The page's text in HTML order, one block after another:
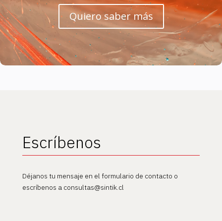
Quiero saber más
Escríbenos
Déjanos tu mensaje en el formulario de contacto o
escríbenos a consultas@sintik.cl